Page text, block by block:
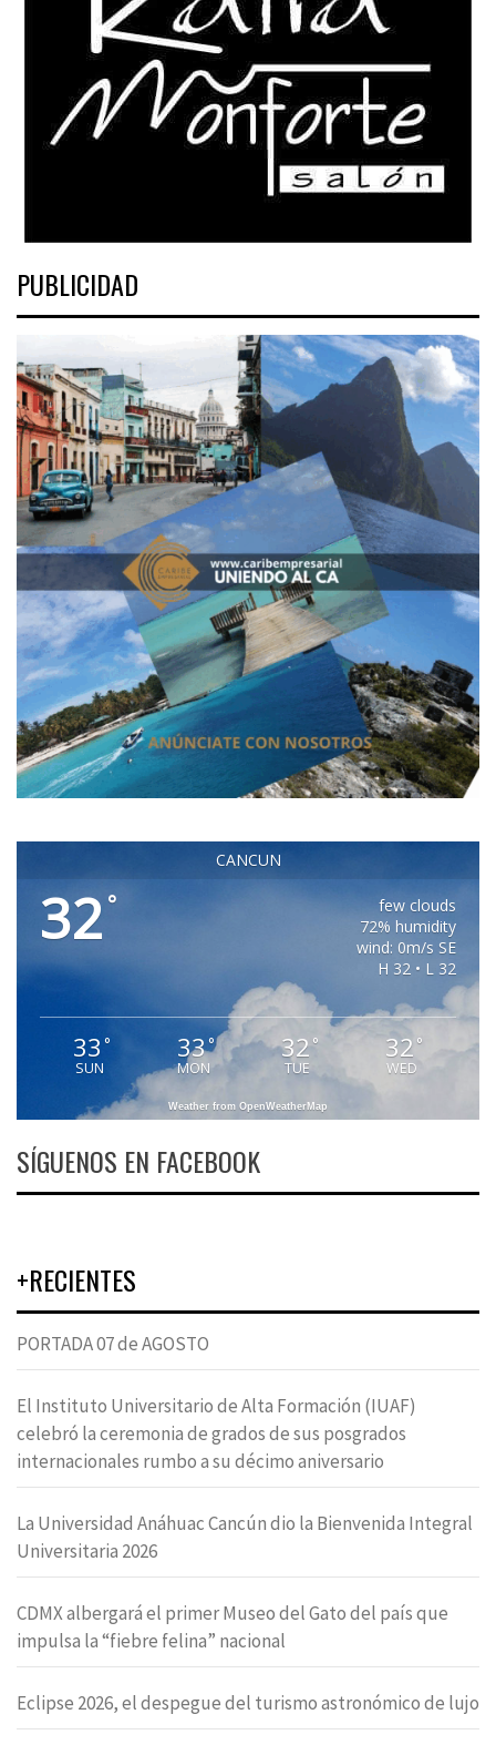
PUBLICIDAD
CANCUN
32 °
few clouds
72% humidity
wind: 0m/s SE
H 32 • L 32
33 °
SUN
33°
MON
32 °
TUE
32 °
WED
Weather from OpenWeatherMap
SÍGUENOS EN FACEBOOK
+RECIENTES
PORTADA 07 de AGOSTO
El Instituto Universitario de Alta Formación (IUAF)
celebró la ceremonia de grados de sus posgrados
internacionales rumbo a su décimo aniversario
La Universidad Anáhuac Cancún dio la Bienvenida Integral
Universitaria 2026
CDMX albergará el primer Museo del Gato del país que
impulsa la “fiebre felina” nacional
Eclipse 2026, el despegue del turismo astronómico de lujo